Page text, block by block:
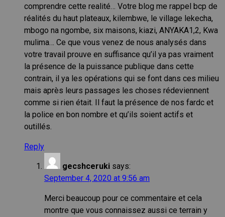
comprendre cette realité… Votre blog me rappel bcp de
réalités du haut plateaux, kilembwe, le village lekecha,
mbogo na ngombe, six maisons, kiazi, ANYAKA1,2, Kwa
mulima… Ce que vous venez de nous analysés dans
votre travail prouve en suffisance qu’il ya pas vraiment
la présence de la puissance publique dans cette
contrain, il ya les opérations qui se font dans ces milieu
mais après leurs passages les choses rédeviennent
comme si rien était. Il faut la présence de nos fardc et
la police en bon nombre et qu’ils soient actifs et
outillés.
Reply
gecshceruki says:
September 4, 2020 at 9:56 am
Merci beaucoup pour ce commentaire et cela
montre que vous connaissez aussi ce terrain y